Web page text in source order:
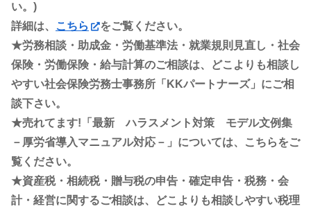
い。)
詳細は、
こちら
をご覧ください。
★労務相談・助成金・労働基準法・就業規則見直し・社会
保険・労働保険・給与計算のご相談は、どこよりも相談し
やすい社会保険労務士事務所「KKパートナーズ」にご相
談下さい。
★売れてます!「最新 ハラスメント対策 モデル文例集
－厚労省導入マニュアル対応－」については、こちらをご
覧ください。
★資産税・相続税・贈与税の申告・確定申告・税務・会
計・経営に関するご相談は、どこよりも相談しやすい税理